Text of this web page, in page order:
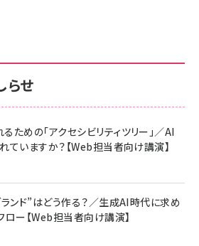
アンアン)2026/06/24号 No.2500増刊
ャルエディション[王道エンタメの矜持／
、あなたの恋と運命／山田涼介]
ト正規品 メーカー保証5年 KLMEA128G
ガラスフィルム iPhone 17 用 保護フィ
イド枠付き いPhone17 (6.3インチ) 対応
ト DSP25F1698
】Amazon Fire TV Stick HD | 手軽にスト
ト正規品 メーカー保証5年 KLMEA128G
eギフトカード - Amazonロゴ - クラ
ル Anker絡まないケーブル 240W 結束バン
/ 15 / Galaxy iPad Pro MacBook
各種対応 (1.8m ミッドナイトブラック)
らせ
ための「アクセシビリティツリー」／AI
ていますか？【Web担当者向け講演】
ンド”はどう作る？／生成AI時代に求め
ー【Web担当者向け講演】